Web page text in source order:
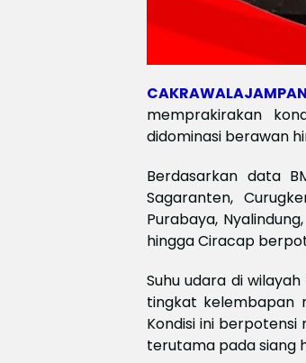
memprakirakan
didominasi berawan
Berdasarkan data
Sagaranten,
Purabaya,
hingga Ciracap
Suhu udara di
tingkat kelembapan
Kondisi ini
terutama pada siang